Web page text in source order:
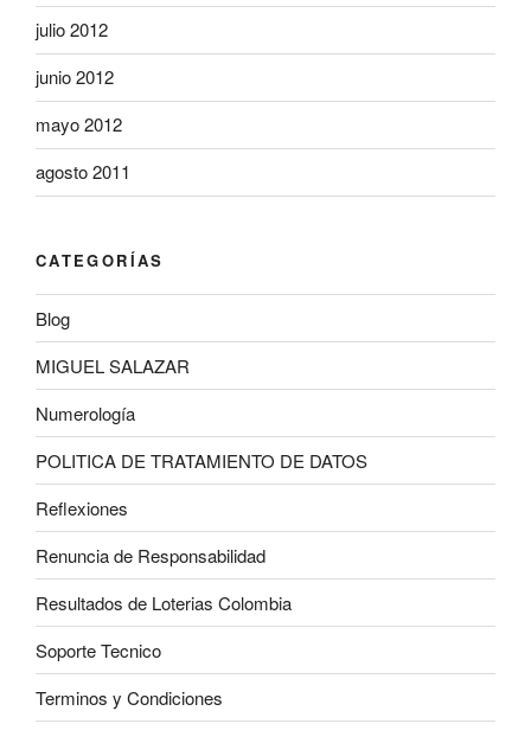
julio 2012
junio 2012
mayo 2012
agosto 2011
CATEGORÍAS
Blog
MIGUEL SALAZAR
Numerología
POLITICA DE TRATAMIENTO DE DATOS
Reflexiones
Renuncia de Responsabilidad
Resultados de Loterias Colombia
Soporte Tecnico
Terminos y Condiciones